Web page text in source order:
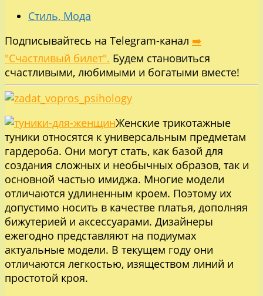
Стиль, Мода
Подписывайтесь на Telegram-канал ➡️
"Счастливый билет". Будем становиться
счастливыми, любимыми и богатыми вместе!
Женские трикотажные
туники относятся к универсальным предметам
гардероба. Они могут стать, как базой для
создания сложных и необычных образов, так и
основной частью имиджа. Многие модели
отличаются удлиненным кроем. Поэтому их
допустимо носить в качестве платья, дополняя
бижутерией и аксессуарами. Дизайнеры
ежегодно представляют на подиумах
актуальные модели. В текущем году они
отличаются легкостью, изяществом линий и
простотой кроя.